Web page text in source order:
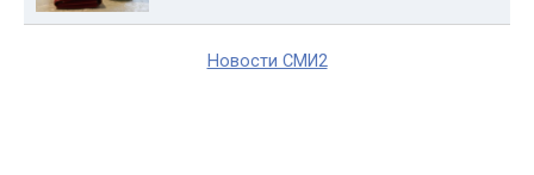
Новости СМИ2